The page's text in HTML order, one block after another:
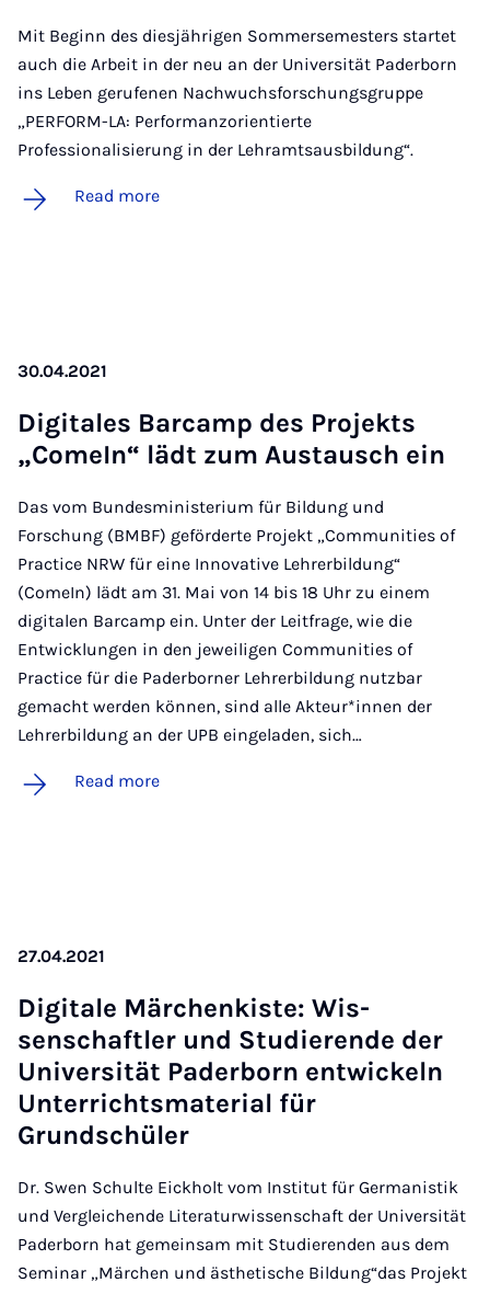
Mit Beginn des diesjährigen Sommersemesters startet
auch die Arbeit in der neu an der Universität Paderborn
ins Leben gerufenen Nachwuchsforschungsgruppe
„PERFORM-LA: Performanzorientierte
Professionalisierung in der Lehramtsausbildung“.
Read more
30.04.2021
Di­gitales Bar­camp des Pro­jekts
„ComeIn“ lädt zum Aus­tausch ein
Das vom Bundesministerium für Bildung und
Forschung (BMBF) geförderte Projekt „Communities of
Practice NRW für eine Innovative Lehrerbildung“
(ComeIn) lädt am 31. Mai von 14 bis 18 Uhr zu einem
digitalen Barcamp ein. Unter der Leitfrage, wie die
Entwicklungen in den jeweiligen Communities of
Practice für die Paderborner Lehrerbildung nutzbar
gemacht werden können, sind alle Akteur*innen der
Lehrerbildung an der UPB eingeladen, sich…
Read more
27.04.2021
Di­gitale Märchen­kiste: Wis­
senschaftler und Stud­i­er­ende der
Uni­versität Pader­born en­twick­eln
Un­ter­richts­ma­ter­i­al für
Grundschüler
Dr. Swen Schulte Eickholt vom Institut für Germanistik
und Vergleichende Literaturwissenschaft der Universität
Paderborn hat gemeinsam mit Studierenden aus dem
Seminar „Märchen und ästhetische Bildung“das Projekt